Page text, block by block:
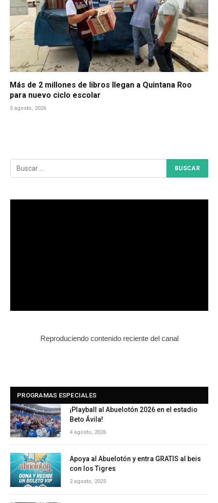
Más de 2 millones de libros llegan a Quintana Roo
para nuevo ciclo escolar
5 agosto, 2026
Reproduciendo contenido reciente del canal
PROGRAMAS ESPECIALES
¡Playball al Abuelotón 2026 en el estadio
Beto Ávila!
4 agosto, 2026
Apoya al Abuelotón y entra GRATIS al beis
con los Tigres
2 agosto, 2025